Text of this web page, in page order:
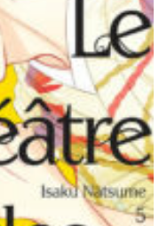
Ajouter
à la
wishlist